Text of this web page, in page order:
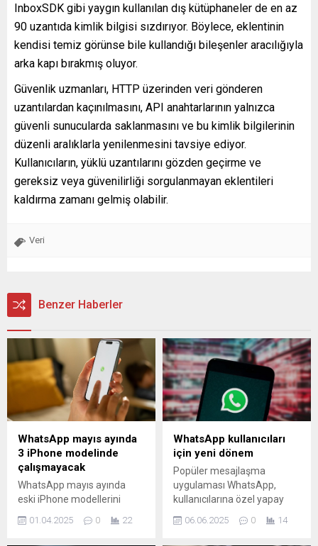
InboxSDK gibi yaygın kullanılan dış kütüphaneler de en az
90 uzantıda kimlik bilgisi sızdırıyor. Böylece, eklentinin
kendisi temiz görünse bile kullandığı bileşenler aracılığıyla
arka kapı bırakmış oluyor.
Güvenlik uzmanları, HTTP üzerinden veri gönderen
uzantılardan kaçınılmasını, API anahtarlarının yalnızca
güvenli sunucularda saklanmasını ve bu kimlik bilgilerinin
düzenli aralıklarla yenilenmesini tavsiye ediyor.
Kullanıcıların, yüklü uzantılarını gözden geçirme ve
gereksiz veya güvenilirliği sorgulanmayan eklentileri
kaldırma zamanı gelmiş olabilir.
Veri
Benzer Haberler
WhatsApp mayıs ayında
3 iPhone modelinde
çalışmayacak
WhatsApp mayıs ayında
eski iPhone modellerini
devre dışı bırakıyor.İşte
WhatsApp desteğinin
01.04.2025 0 22
WhatsApp kullanıcıları
için yeni dönem
Popüler mesajlaşma
uygulaması WhatsApp,
kullanıcılarına özel yapay
zeka sohbet robotları
oluşturma imkanı sunan
06.06.2025 0 14